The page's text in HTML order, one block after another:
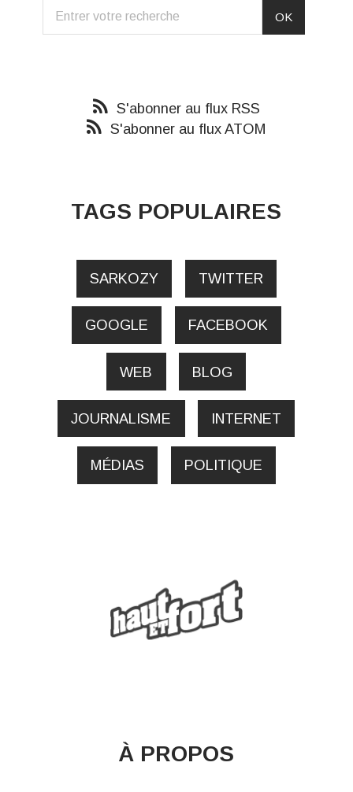
S'abonner au flux RSS
S'abonner au flux ATOM
TAGS POPULAIRES
SARKOZY TWITTER
GOOGLE FACEBOOK
WEB BLOG
JOURNALISME INTERNET
MÉDIAS POLITIQUE
À PROPOS